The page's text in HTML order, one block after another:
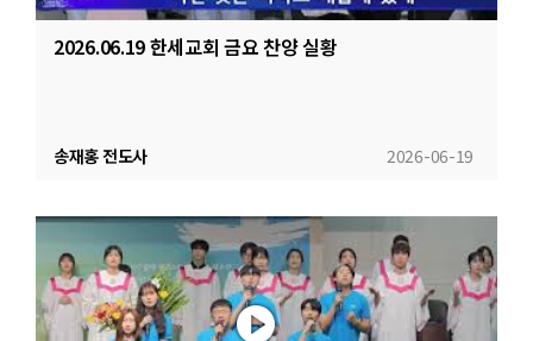
2026.06.19 한세교회 금요 찬양 실황
2026-06-19
송재홍 전도사